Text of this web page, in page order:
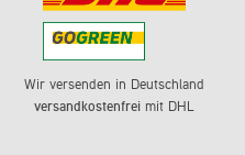
Wir versenden in Deutschland
versandkostenfreimit DHL